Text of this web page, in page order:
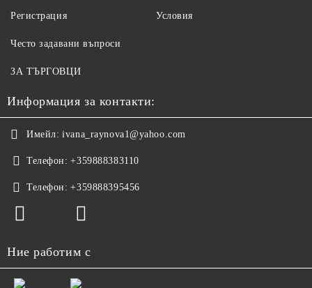
Регистрация Условия
Често задавани въпроси
ЗА ТЪРГОВЦИ
Информация за контакти:
Имейл: ivana_raynova1@yahoo.com
Телефон: +359888383110
Телефон: +359888395456
Ние работим с